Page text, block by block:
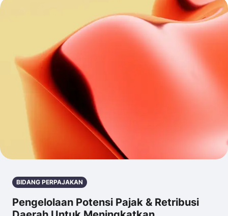
BIDANG PERPAJAKAN
Pengelolaan Potensi Pajak & Retribusi